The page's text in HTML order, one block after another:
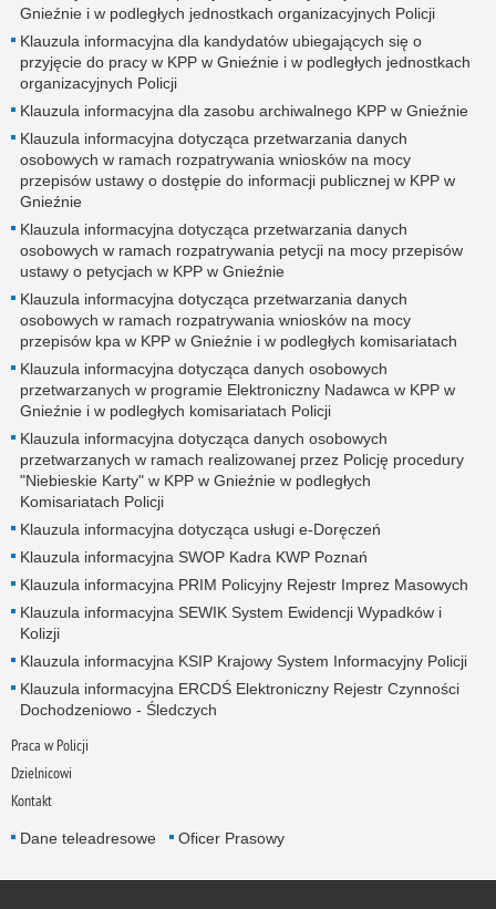
Gnieźnie i w podległych jednostkach organizacyjnych Policji
Klauzula informacyjna dla kandydatów ubiegających się o
przyjęcie do pracy w KPP w Gnieźnie i w podległych jednostkach
organizacyjnych Policji
Klauzula informacyjna dla zasobu archiwalnego KPP w Gnieźnie
Klauzula informacyjna dotycząca przetwarzania danych
osobowych w ramach rozpatrywania wniosków na mocy
przepisów ustawy o dostępie do informacji publicznej w KPP w
Gnieźnie
Klauzula informacyjna dotycząca przetwarzania danych
osobowych w ramach rozpatrywania petycji na mocy przepisów
ustawy o petycjach w KPP w Gnieźnie
Klauzula informacyjna dotycząca przetwarzania danych
osobowych w ramach rozpatrywania wniosków na mocy
przepisów kpa w KPP w Gnieźnie i w podległych komisariatach
Klauzula informacyjna dotycząca danych osobowych
przetwarzanych w programie Elektroniczny Nadawca w KPP w
Gnieźnie i w podległych komisariatach Policji
Klauzula informacyjna dotycząca danych osobowych
przetwarzanych w ramach realizowanej przez Policję procedury
"Niebieskie Karty" w KPP w Gnieźnie w podległych
Komisariatach Policji
Klauzula informacyjna dotycząca usługi e-Doręczeń
Klauzula informacyjna SWOP Kadra KWP Poznań
Klauzula informacyjna PRIM Policyjny Rejestr Imprez Masowych
Klauzula informacyjna SEWIK System Ewidencji Wypadków i
Kolizji
Klauzula informacyjna KSIP Krajowy System Informacyjny Policji
Klauzula informacyjna ERCDŚ Elektroniczny Rejestr Czynności
Dochodzeniowo - Śledczych
Praca w Policji
Dzielnicowi
Kontakt
Dane teleadresowe Oficer Prasowy